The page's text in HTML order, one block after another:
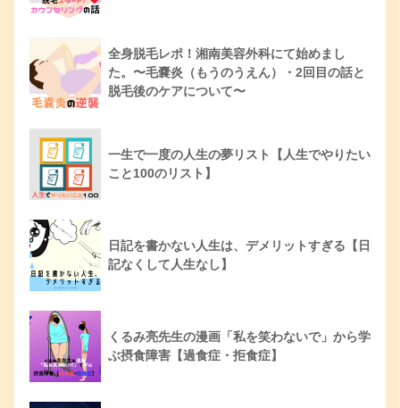
全身脱毛レポ！湘南美容外科にて始めまし
た。〜毛嚢炎（もうのうえん）・2回目の話と
脱毛後のケアについて〜
一生で一度の人生の夢リスト【人生でやりたい
こと100のリスト】
日記を書かない人生は、デメリットすぎる【日
記なくして人生なし】
くるみ亮先生の漫画「私を笑わないで」から学
ぶ摂食障害【過食症・拒食症】